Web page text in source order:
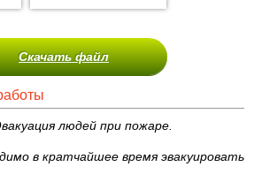
Скачать файл
при пожаре.
в кратчайшее время эвакуировать